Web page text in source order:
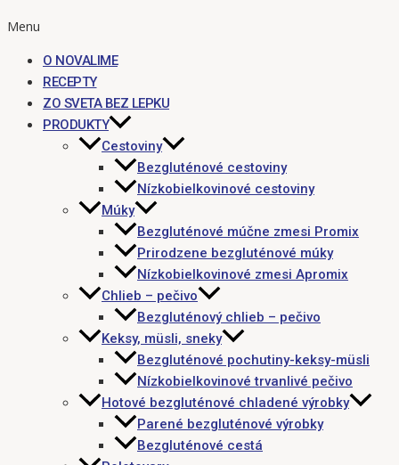
Menu
O NOVALIME
RECEPTY
ZO SVETA BEZ LEPKU
PRODUKTY
Cestoviny
Bezgluténové cestoviny
Nízkobielkovinové cestoviny
Múky
Bezgluténové múčne zmesi Promix
Prirodzene bezgluténové múky
Nízkobielkovinové zmesi Apromix
Chlieb – pečivo
Bezgluténový chlieb – pečivo
Keksy, müsli, sneky
Bezgluténové pochutiny-keksy-müsli
Nízkobielkovinové trvanlivé pečivo
Hotové bezgluténové chladené výrobky
Parené bezgluténové výrobky
Bezgluténové cestá